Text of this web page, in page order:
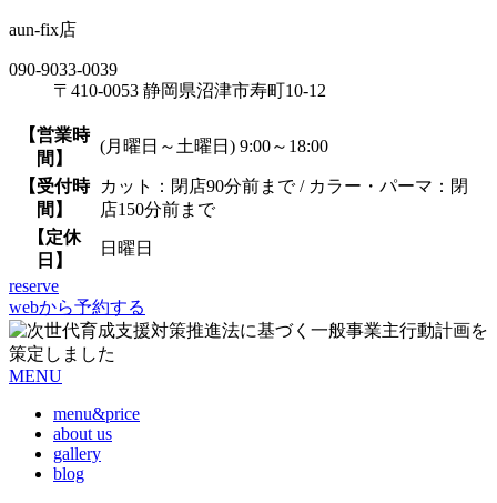
aun-fix店
090-9033-0039
〒410-0053 静岡県沼津市寿町10-12
【営業時
間】
(月曜日～土曜日) 9:00～18:00
【受付時
間】
カット：閉店90分前まで / カラー・パーマ：閉
店150分前まで
【定休
日】
日曜日
reserve
webから予約する
MENU
menu&price
about us
gallery
blog